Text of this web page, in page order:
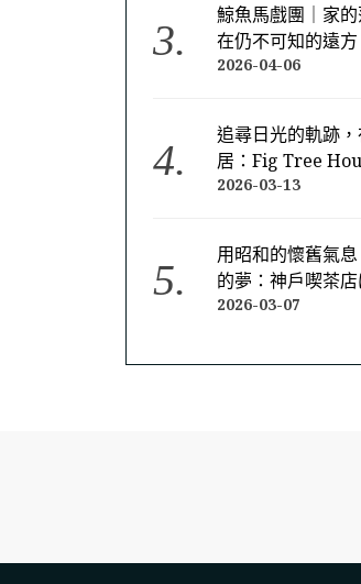
鯨魚馬戲團｜家
在仍不可知的遠方
2026-04-06
追尋日光的軌跡
居：Fig Tree
2026-03-13
用昭和的懷舊氣
的夢：神戶喫茶
2026-03-07